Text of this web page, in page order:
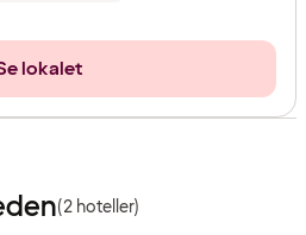
lokalet
(2 hoteller)